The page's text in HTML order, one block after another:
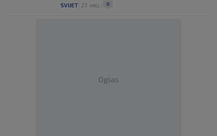
SVIJET 27. velj. 0
Oglas